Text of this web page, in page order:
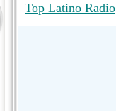
Top Latino Radio